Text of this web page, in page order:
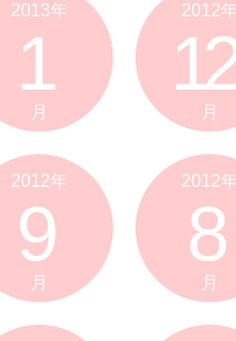
2013年
1
月
2012
12
月
2012年
9
月
2012
8
月